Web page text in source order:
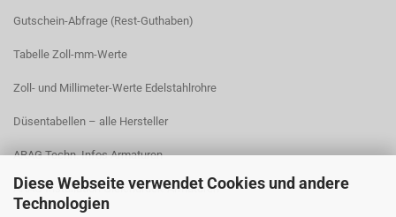
Diese Webseite verwendet Cookies und andere
Technologien
Gutschein-Abfrage (Rest-Guthaben)
Tabelle Zoll-mm-Werte
Zoll- und Millimeter-Werte Edelstahlrohre
Düsentabellen – alle Hersteller
ARAG Techn. Infos Armaturen
ARAG Installation Gleichdruck-Armaturen